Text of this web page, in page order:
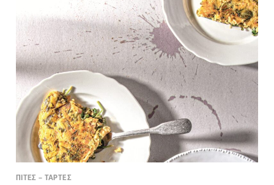
ΠΙΤΕΣ – ΤΑΡΤΕΣ